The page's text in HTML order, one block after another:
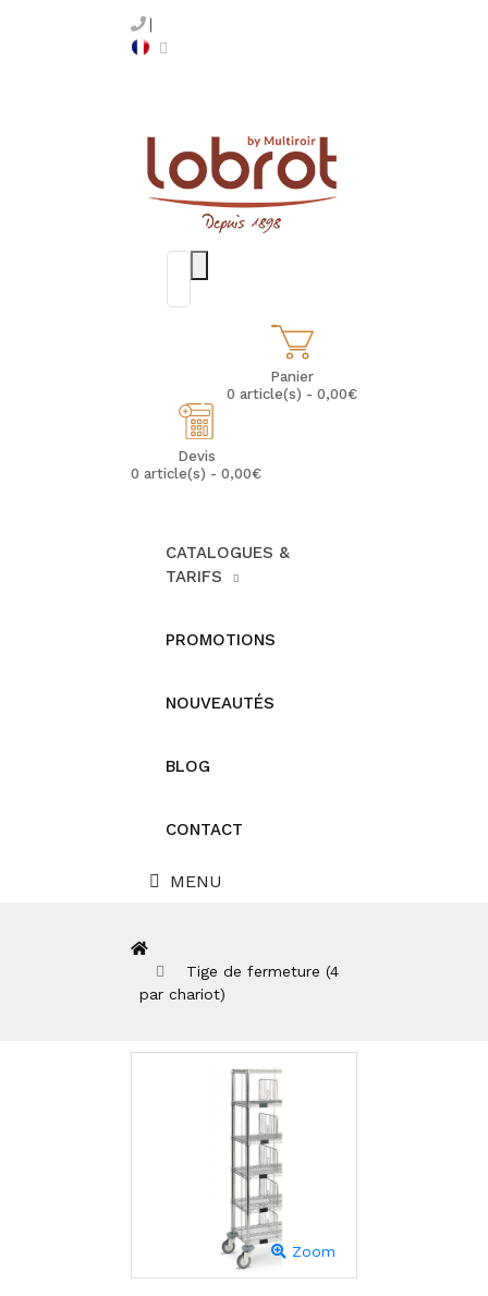
Panier
0 article(s) - 0,00€
Devis
0 article(s) - 0,00€
CATALOGUES &
TARIFS
PROMOTIONS
NOUVEAUTÉS
BLOG
CONTACT
MENU
Tige de fermeture (4
par chariot)
Zoom